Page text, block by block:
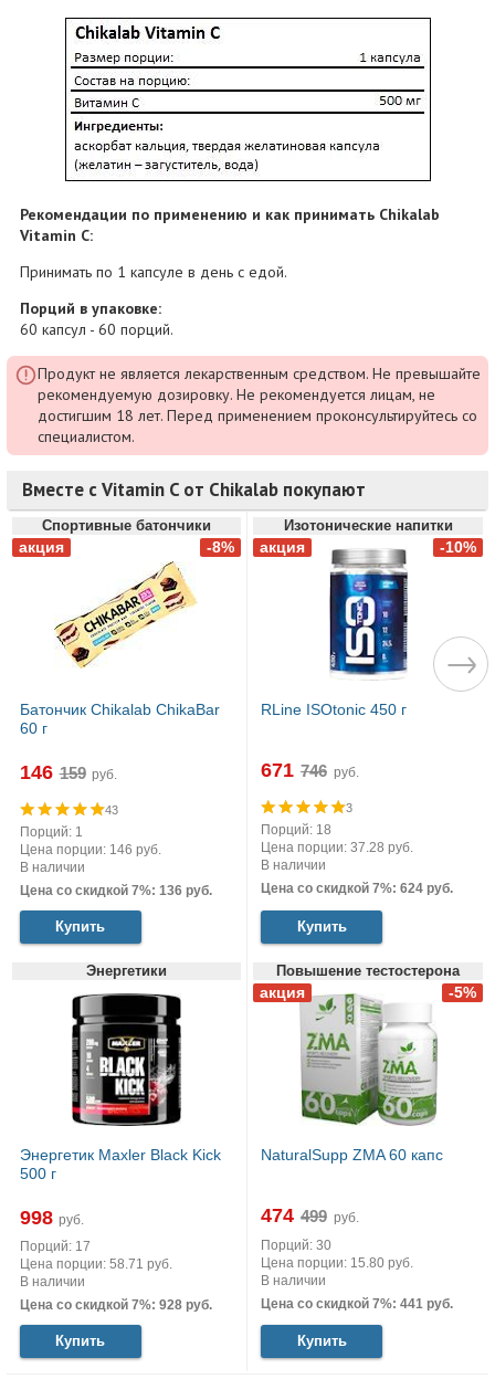
Рекомендации по применению и как принимать Chikalab
Vitamin C:
Принимать по 1 капсуле в день с едой.
Порций в упаковке:
60 капсул - 60 порций.
Продукт не является лекарственным средством. Не превышайте
рекомендуемую дозировку. Не рекомендуется лицам, не
достигшим 18 лет. Перед применением проконсультируйтесь со
специалистом.
Вместе с Vitamin C от Chikalab покупают
Спортивные батончики
Батончик Chikalab ChikaBar
60 г
146 руб.
43
Порций: 1
Цена порции: 146 руб.
В наличии
Цена со скидкой 7%: 136 руб.
Купить
Изотонические напитки
RLine ISOtonic 450 г
671 руб.
3
Порций: 18
Цена порции: 37.28 руб.
В наличии
Цена со скидкой 7%: 624 руб.
Купить
Энергетики
Энергетик Maxler Black Kick
500 г
998 руб.
Порций: 17
Цена порции: 58.71 руб.
В наличии
Цена со скидкой 7%: 928 руб.
Купить
Повышение тестостерона
NaturalSupp ZMA 60 капс
474
руб.
Порций: 30
Цена порции: 15.80 руб.
В наличии
Цена со скидкой 7%: 441 руб.
Купить